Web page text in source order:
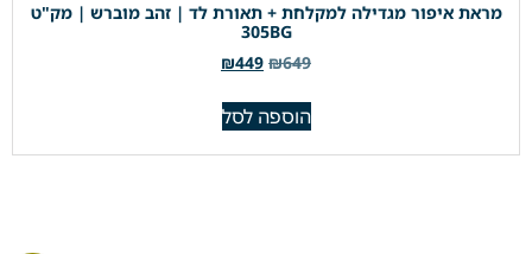
מראת איפור מגדילה למקלחת + תאורת לד | זהב מוברש | מק"ט
305BG
₪649
₪449
הוספה לסל